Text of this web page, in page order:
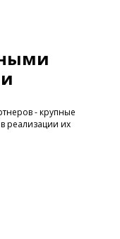
- крупные
реализации их